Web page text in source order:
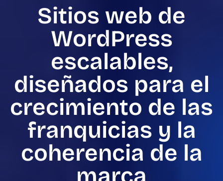
Sitios web de
WordPress
escalables,
diseñados para el
crecimiento de las
franquicias y la
coherencia de la